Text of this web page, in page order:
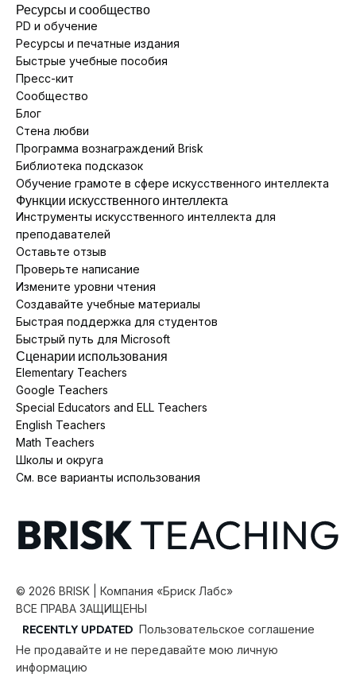
Ресурсы и сообщество
PD и обучение
Ресурсы и печатные издания
Быстрые учебные пособия
Пресс-кит
Сообщество
Блог
Стена любви
Программа вознаграждений Brisk
Библиотека подсказок
Обучение грамоте в сфере искусственного интеллекта
Функции искусственного интеллекта
Инструменты искусственного интеллекта для
преподавателей
Оставьте отзыв
Проверьте написание
Измените уровни чтения
Создавайте учебные материалы
Быстрая поддержка для студентов
Быстрый путь для Microsoft
Сценарии использования
Elementary Teachers
Google Teachers
Special Educators and ELL Teachers
English Teachers
Math Teachers
Школы и округа
См. все варианты использования
© 2026 BRISK | Компания «Бриск Лабс»
ВСЕ ПРАВА ЗАЩИЩЕНЫ
RECENTLY UPDATED Пользовательское соглашение
Не продавайте и не передавайте мою личную
информацию